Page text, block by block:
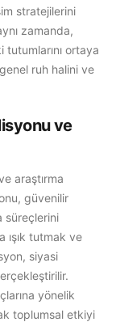
stratejilerini
zamanda,
ortaya
ruh halini ve
ve
araştırma
güvenilir
süreçlerini
ışık tutmak ve
siyasi
yönelik
toplumsal etkiyi